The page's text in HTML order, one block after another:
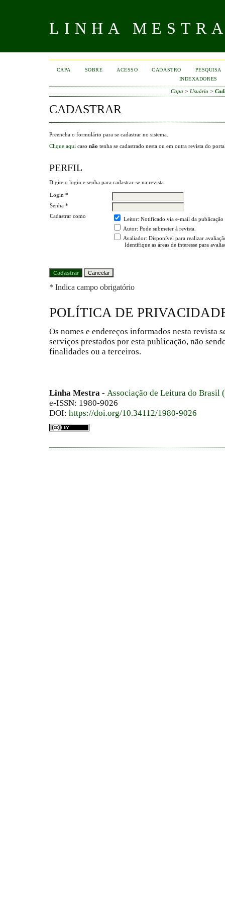
LINHA
CAPA SOBRE ACESSO CADASTRO
PESQUISA
INDEXADORES
Capa > Usuário>
CADASTRAR
Preencha o formulário para se cadastrar no sistema.
Clique aqui caso não tenha se cadastrado nesta ou em outra revista do
PERFIL
Digite o login e senha para cadastrar-se na revista.
Login *
Senha *
Cadastrar como
Leitor: Notificado via e-mail da publicação
Autor: Pode submeter à revista.
Avaliador: Disponível para realizar
Identifique as áreas de interesse para
* Indica campo obrigatório
POLÍTICA DE
Os nomes e endereços informados nesta revista
serviços prestados por esta publicação, não
finalidades ou a terceiros.
Linha Mestra - Associação de Leitura do Brasil
e-ISSN: 1980-9026
DOI: https://doi.org/10.34112/1980-9026